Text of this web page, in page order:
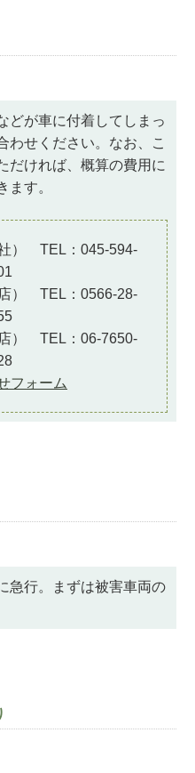
どが車に付着してしまっ
わせください。なお、こ
だければ、概算の費用に
ます。
） TEL：045-594-
） TEL：0566-28-
） TEL：06-7650-
フォーム
急行。まずは被害車両の